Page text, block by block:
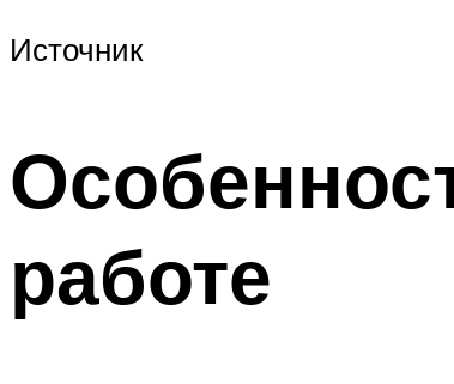
Источник
работе